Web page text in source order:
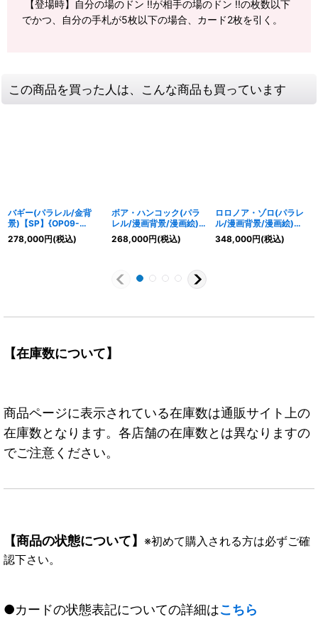
【登場時】自分の場のドン !!が相手の場のドン !!の枚数以下
でかつ、自分の手札が5枚以下の場合、カード2枚を引く。
この商品を買った人は、こんな商品も買っています
バギー(パラレル/金背
景)【SP】{OP09-
051[OP14]}
278,000円(税込)
ボア・ハンコック(パラ
レル/漫画背景/漫画絵)
【SR/SP】{OP07-051}
268,000円(税込)
ロロノア・ゾロ(パラレ
ル/漫画背景/漫画絵)
【SEC/SP】{OP06-
118}
348,000円(税込)
【在庫数について】
商品ページに表示されている在庫数は通販サイト上の
在庫数となります。各店舗の在庫数とは異なりますの
でご注意ください。
【商品の状態について】 ※初めて購入される方は必ずご確
認下さい。
●カードの状態表記についての詳細はこちら